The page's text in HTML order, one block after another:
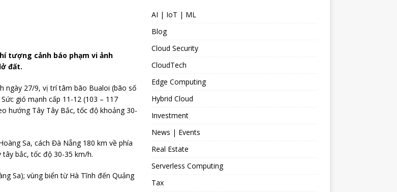
tượng cảnh báo phạm vi ảnh
đất.
ngày 27/9, vị trí tâm bão Bualoi (bão số
gió mạnh cấp 11-12 (103 – 117
hướng Tây Tây Bắc, tốc độ khoảng 30-
Sa, cách Đà Nẵng 180 km về phía
bắc, tốc độ 30-35 km/h.
Sa); vùng biển từ Hà Tĩnh đến Quảng
AI | IoT | ML
Blog
Cloud Security
CloudTech
Edge Computing
Hybrid Cloud
Investment
News | Events
Real Estate
Serverless Computing
Tax